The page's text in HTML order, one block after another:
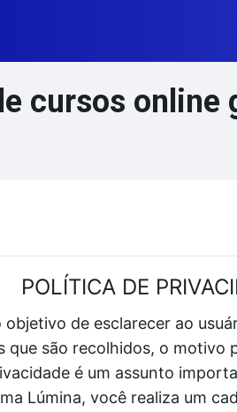
cursos online
POLÍTICA DE
de esclarecer ao
são recolhidos, o motivo
é um assunto
Lúmina, você realiza um